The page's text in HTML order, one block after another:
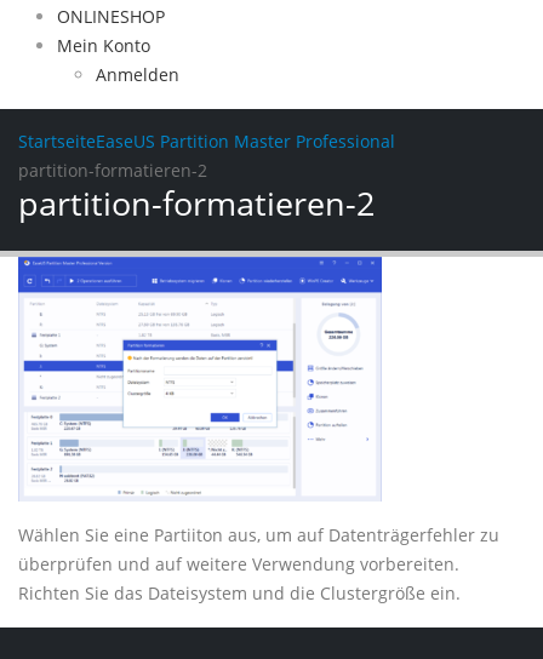
ONLINESHOP
Mein Konto
Anmelden
StartseiteEaseUS Partition Master Professional
partition-formatieren-2
partition-formatieren-2
Wählen Sie eine Partiiton aus, um auf Datenträgerfehler zu
überprüfen und auf weitere Verwendung vorbereiten.
Richten Sie das Dateisystem und die Clustergröße ein.